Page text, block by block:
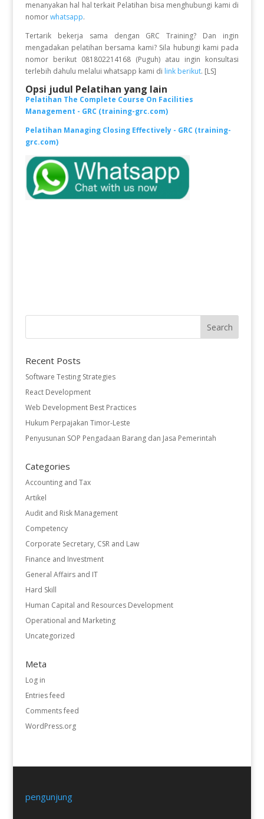
menanyakan hal hal terkait Pelatihan bisa menghubungi kami di
nomor whatsapp.
Tertarik bekerja sama dengan GRC Training? Dan ingin
mengadakan pelatihan bersama kami? Sila hubungi kami pada
nomor berikut 081802214168 (Puguh) atau ingin konsultasi
terlebih dahulu melalui whatsapp kami di link berikut. [LS]
Opsi judul Pelatihan yang lain
Pelatihan The Complete Course On Facilities
Management - GRC (training-grc.com)
Pelatihan Managing Closing Effectively - GRC (training-
grc.com)
Recent Posts
Software Testing Strategies
React Development
Web Development Best Practices
Hukum Perpajakan Timor-Leste
Penyusunan SOP Pengadaan Barang dan Jasa Pemerintah
Categories
Accounting and Tax
Artikel
Audit and Risk Management
Competency
Corporate Secretary, CSR and Law
Finance and Investment
General Affairs and IT
Hard Skill
Human Capital and Resources Development
Operational and Marketing
Uncategorized
Meta
Log in
Entries feed
Comments feed
WordPress.org
pengunjung